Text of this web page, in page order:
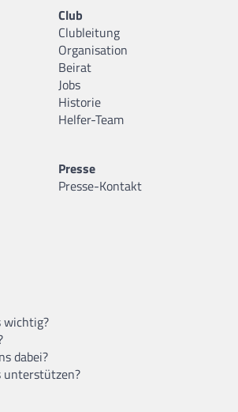
Club
Clubleitung
Organisation
Beirat
Jobs
Historie
Helfer-Team
Presse
Presse-Kontakt
wichtig?
dabei?
unterstützen?